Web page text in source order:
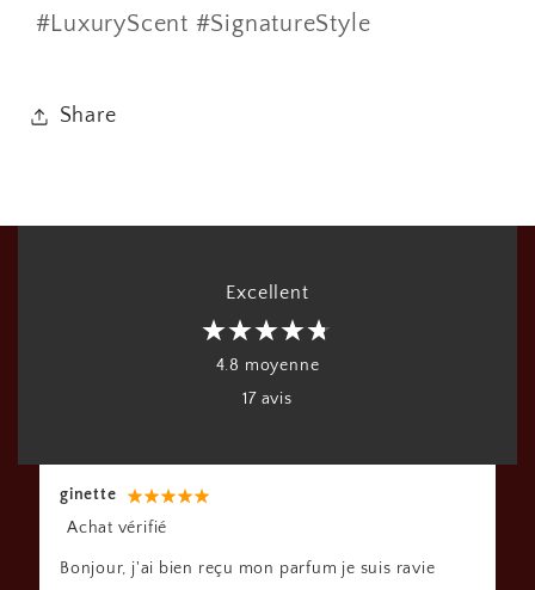
#LuxuryScent #SignatureStyle
Share
Excellent
4.8 moyenne
17 avis
Rodrigue
Achat vérifié
Bonjour parfum au top je ne vois pas la différence